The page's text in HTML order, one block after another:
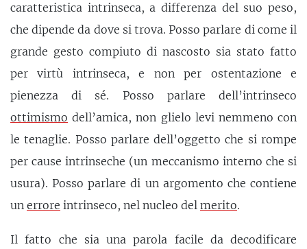
caratteristica intrinseca, a differenza del suo peso,
che dipende da dove si trova. Posso parlare di come il
grande gesto compiuto di nascosto sia stato fatto
per virtù intrinseca, e non per ostentazione e
pienezza di sé. Posso parlare dell’intrinseco
ottimismo dell’amica, non glielo levi nemmeno con
le tenaglie. Posso parlare dell’oggetto che si rompe
per cause intrinseche (un meccanismo interno che si
usura). Posso parlare di un argomento che contiene
un errore intrinseco, nel nucleo del merito.
Il fatto che sia una parola facile da decodificare